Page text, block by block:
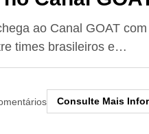
por
ao Canal GOAT com
times brasileiros e…
Consulte Mais